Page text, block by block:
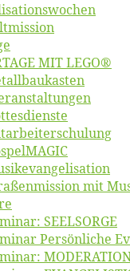
MIT LEGO®
mit
SEELSORGE
Per­sön­li­che